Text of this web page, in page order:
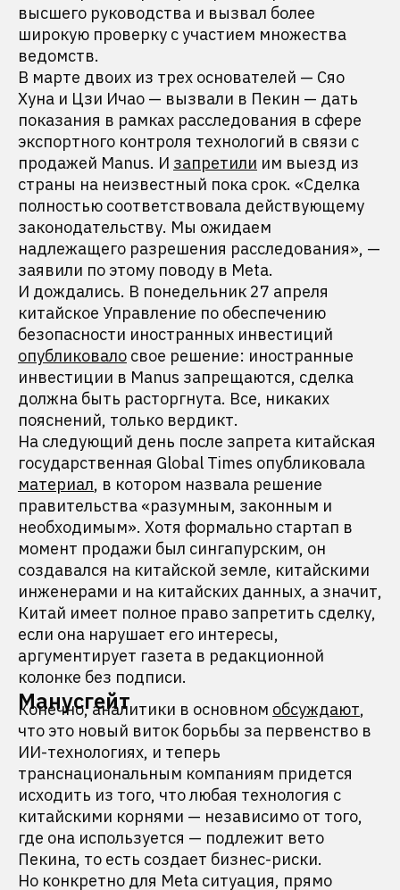
высшего руководства и вызвал более
широкую проверку с участием множества
ведомств.
В марте двоих из трех основателей — Сяо
Хуна и Цзи Ичао — вызвали в Пекин — дать
показания в рамках расследования в сфере
экспортного контроля технологий в связи с
продажей Manus. И запретили им выезд из
страны на неизвестный пока срок. «Сделка
полностью соответствовала действующему
законодательству. Мы ожидаем
надлежащего разрешения расследования», —
заявили по этому поводу в Meta.
И дождались. В понедельник 27 апреля
китайское Управление по обеспечению
безопасности иностранных инвестиций
опубликовало свое решение: иностранные
инвестиции в Manus запрещаются, сделка
должна быть расторгнута. Все, никаких
пояснений, только вердикт.
На следующий день после запрета китайская
государственная Global Times опубликовала
материал, в котором назвала решение
правительства «разумным, законным и
необходимым». Хотя формально стартап в
момент продажи был сингапурским, он
создавался на китайской земле, китайскими
инженерами и на китайских данных, а значит,
Китай имеет полное право запретить сделку,
если она нарушает его интересы,
аргументирует газета в редакционной
колонке без подписи.
Манусгейт
Конечно, аналитики в основном обсуждают,
что это новый виток борьбы за первенство в
ИИ-технологиях, и теперь
транснациональным компаниям придется
исходить из того, что любая технология с
китайскими корнями — независимо от того,
где она используется — подлежит вето
Пекина, то есть создает бизнес-риски.
Но конкретно для Meta cитуация, прямо